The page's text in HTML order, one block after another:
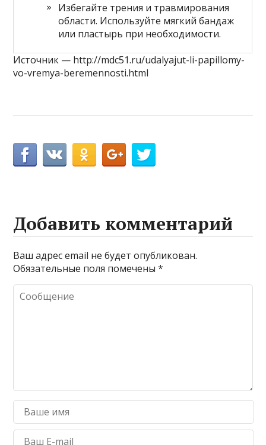
Избегайте трения и травмирования
области. Используйте мягкий бандаж
или пластырь при необходимости.
Источник — http://mdc51.ru/udalyajut-li-papillomy-
vo-vremya-beremennosti.html
Добавить комментарий
Ваш адрес email не будет опубликован.
Обязательные поля помечены*